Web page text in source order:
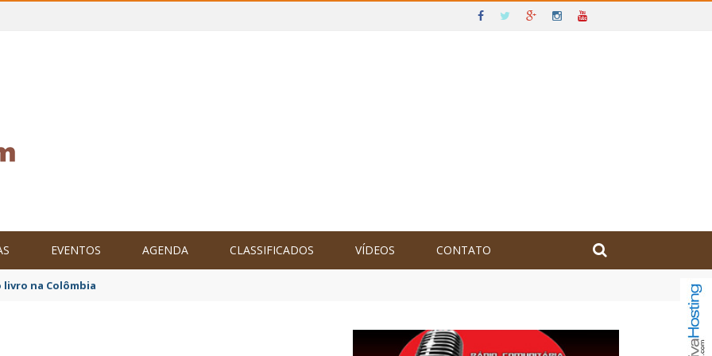
EVENTOS AGENDA CLASSIFICADOS VÍDEOS CONTATO
o Brasil no XXIV Parlamento Internacional de Escritores, na Colômbia